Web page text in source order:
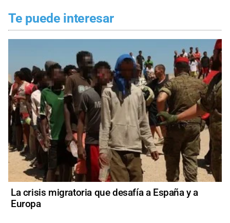
Te puede interesar
La crisis migratoria que desafía a España y a
Europa